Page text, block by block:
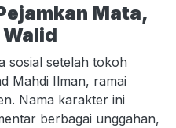
Mata,
sosial setelah tokoh
Mahdi Ilman, ramai
Nama karakter ini
berbagai unggahan,